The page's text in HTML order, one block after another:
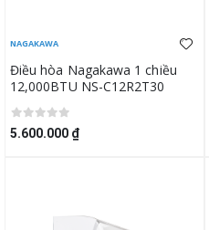
NAGAKAWA
Điều hòa Nagakawa 1 chiều
12,000BTU NS-C12R2T30
5.600.000 ₫